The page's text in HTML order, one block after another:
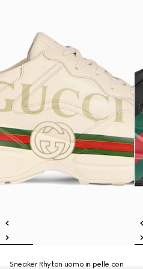
Sneaker Rhyton uomo in pelle con